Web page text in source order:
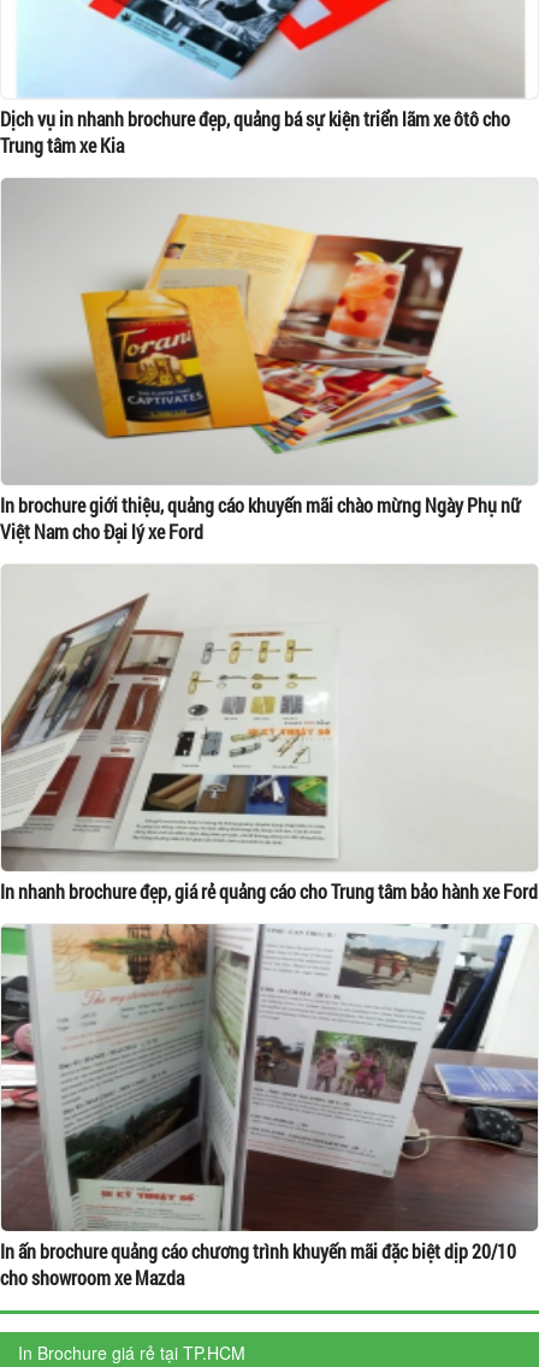
Dịch vụ in nhanh brochure đẹp, quảng bá sự kiện triển lãm xe ôtô cho
Trung tâm xe Kia
In brochure giới thiệu, quảng cáo khuyến mãi chào mừng Ngày Phụ nữ
Việt Nam cho Đại lý xe Ford
In nhanh brochure đẹp, giá rẻ quảng cáo cho Trung tâm bảo hành xe Ford
In ấn brochure quảng cáo chương trình khuyến mãi đặc biệt dịp 20/10
cho showroom xe Mazda
In Brochure giá rẻ tại TP.HCM